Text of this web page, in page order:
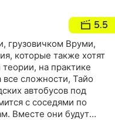
5.5
грузовичком Вруми,
которые также хотят
на практике
все сложности, Тайо
автобусов под
с соседями по
Вместе они будут